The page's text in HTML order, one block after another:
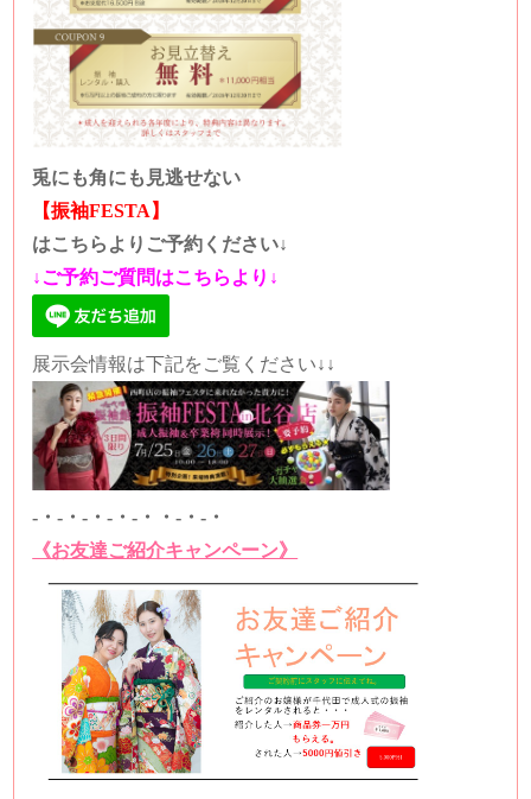
兎にも角にも見逃せない
【振袖FESTA】
はこちらよりご予約ください↓
↓ご予約ご質問はこちらより↓
展示会情報は下記をご覧ください↓↓
-・-・-・-・-・・-・-・
《お友達ご紹介キャンペーン》